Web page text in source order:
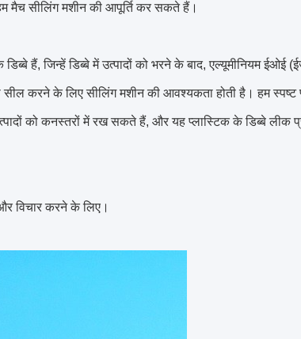
मैच सीलिंग मशीन की आपूर्ति कर सकते हैं।
हैं, जिन्हें डिब्बे में उत्पादों को भरने के बाद, एल्यूमीनियम ईओई
करने के लिए सीलिंग मशीन की आवश्यकता होती है। हम स्पष्ट
को कनस्तरों में रख सकते हैं, और यह प्लास्टिक के डिब्बे
विचार करने के लिए।